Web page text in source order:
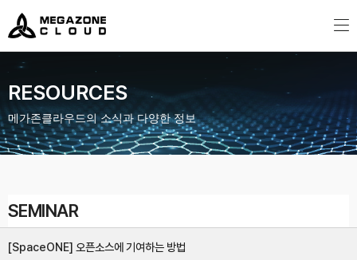
MegazoneCloud
디지털 전문 기업, 메가존클라우드
RESOURCES
메가존클라우드의 소식과 다양한 정보
SEMINAR
[SpaceONE] 오픈소스에 기여하는 방법